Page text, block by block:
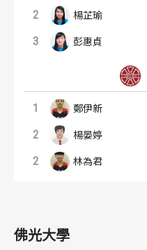
2 楊芷瑜
3 彭惠貞
1 鄭伊新
2 楊晏婷
2 林為君
1
1
佛光大學